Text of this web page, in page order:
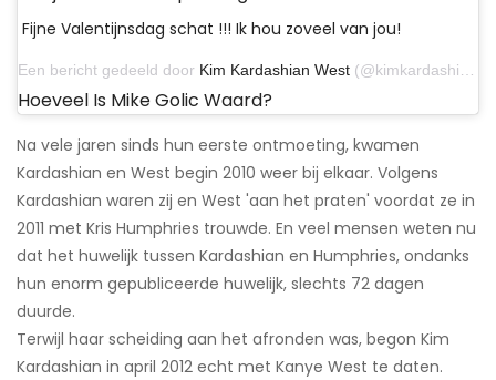
Fijne Valentijnsdag schat !!! Ik hou zoveel van jou!
Een bericht gedeeld door Kim Kardashian West (@kimkardashian) op 14 februari 2019 om 6:23 uur PST
Hoeveel Is Mike Golic Waard?
Na vele jaren sinds hun eerste ontmoeting, kwamen
Kardashian en West begin 2010 weer bij elkaar. Volgens
Kardashian waren zij en West 'aan het praten' voordat ze in
2011 met Kris Humphries trouwde. En veel mensen weten nu
dat het huwelijk tussen Kardashian en Humphries, ondanks
hun enorm gepubliceerde huwelijk, slechts 72 dagen
duurde.
Terwijl haar scheiding aan het afronden was, begon Kim
Kardashian in april 2012 echt met Kanye West te daten.